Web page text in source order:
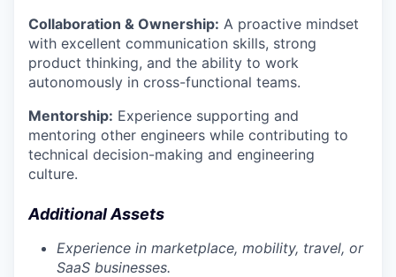
Collaboration & Ownership: A proactive mindset
with excellent communication skills, strong
product thinking, and the ability to work
autonomously in cross-functional teams.
Mentorship: Experience supporting and
mentoring other engineers while contributing to
technical decision-making and engineering
culture.
Additional Assets
Experience in marketplace, mobility, travel, or
SaaS businesses.